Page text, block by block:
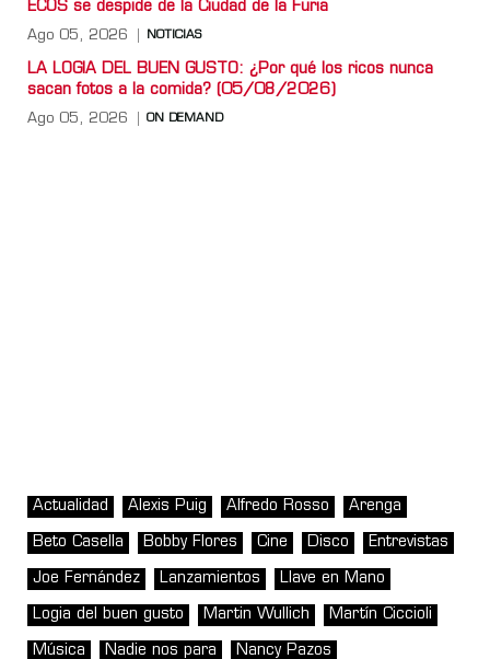
ECOS se despide de la Ciudad de la Furia
Ago 05, 2026 NOTICIAS
LA LOGIA DEL BUEN GUSTO: ¿Por qué los ricos nunca
sacan fotos a la comida? (05/08/2026)
Ago 05, 2026 ON DEMAND
Actualidad Alexis Puig Alfredo Rosso Arenga
Beto Casella Bobby Flores Cine Disco Entrevistas
Joe Fernández Lanzamientos Llave en Mano
Logia del buen gusto Martin Wullich Martín Ciccioli
Música Nadie nos para Nancy Pazos